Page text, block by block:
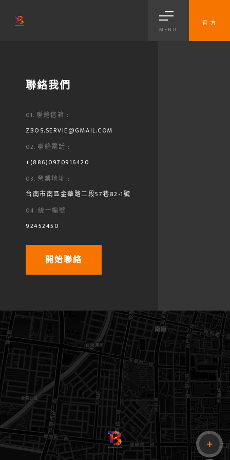
MENU
官 方
聯絡我們
01. 聯絡信箱 :
ZBOS.SERVIE@GMAIL.COM
02. 聯絡電話 :
+(886)0970916420
03. 營業地址 :
台南市南區金華路二段57巷82-1號
04. 統一編號 :
92452450
開始聯絡
+